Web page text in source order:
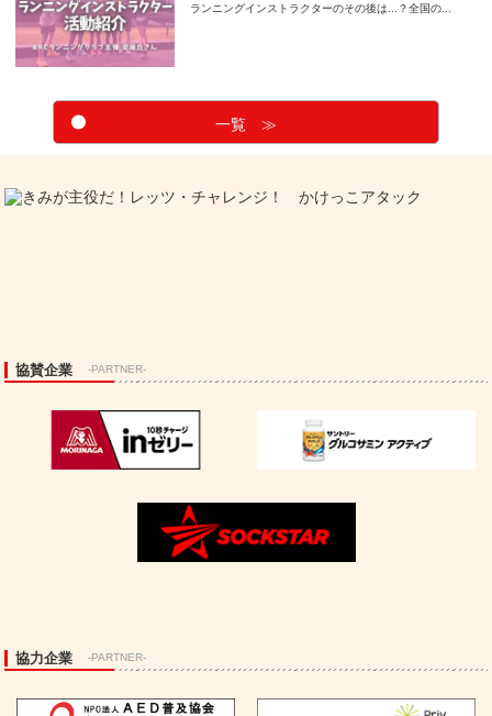
ランニングインストラクターのその後は...？全国の...
一覧 ≫
協賛企業 -PARTNER-
協力企業 -PARTNER-